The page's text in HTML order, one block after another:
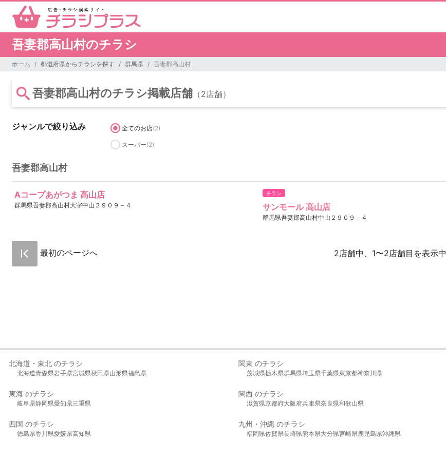
吾妻郡高山村のチラシ
ホーム 都道府県からチラシを探す 群馬県 吾妻郡高山村
吾妻郡高山村のチラシ掲載店舗 （2店舗）
ジャンルで絞り込み 全てのお店(2)
スーパー(2)
吾妻郡高山村
Aコープあがつま 高山店
群馬県吾妻郡高山村大字中山２９０９－４
チラシ
サンモール 高山店
群馬県吾妻郡高山村中山２９０９－４
最初のページへ 2店舗中、1〜2店舗目を表示中
北海道・東北 のチラシ
北海道青森県岩手県宮城県秋田県山形県福島県
関東 のチラシ
茨城県栃木県群馬県埼玉県千葉県東京都神奈川県
東海 のチラシ
岐阜県静岡県愛知県三重県
関西 のチラシ
滋賀県京都府大阪府兵庫県奈良県和歌山県
四国 のチラシ
徳島県香川県愛媛県高知県
九州・沖縄 のチラシ
福岡県佐賀県長崎県熊本県大分県宮崎県 鹿児島県沖縄県